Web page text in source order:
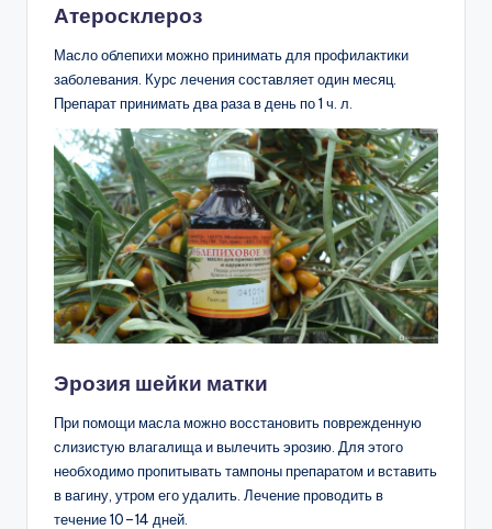
Атеросклероз
Масло облепихи можно принимать для профилактики
заболевания. Курс лечения составляет один месяц.
Препарат принимать два раза в день по 1 ч. л.
Эрозия шейки матки
При помощи масла можно восстановить поврежденную
слизистую влагалища и вылечить эрозию. Для этого
необходимо пропитывать тампоны препаратом и вставить
в вагину, утром его удалить. Лечение проводить в
течение 10–14 дней.